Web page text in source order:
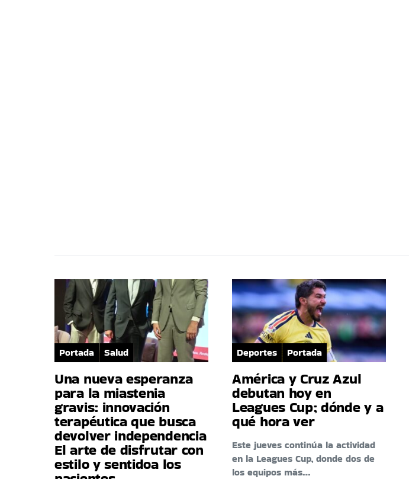
Portada Salud
Una nueva esperanza
para la miastenia
gravis: innovación
terapéutica que busca
devolver independencia
El arte de disfrutar con
estilo y sentidoa los
Deportes Portada
América y Cruz Azul
debutan hoy en
Leagues Cup; dónde y a
qué hora ver
Este jueves continúa la actividad
en la Leagues Cup, donde dos de
los equipos más…